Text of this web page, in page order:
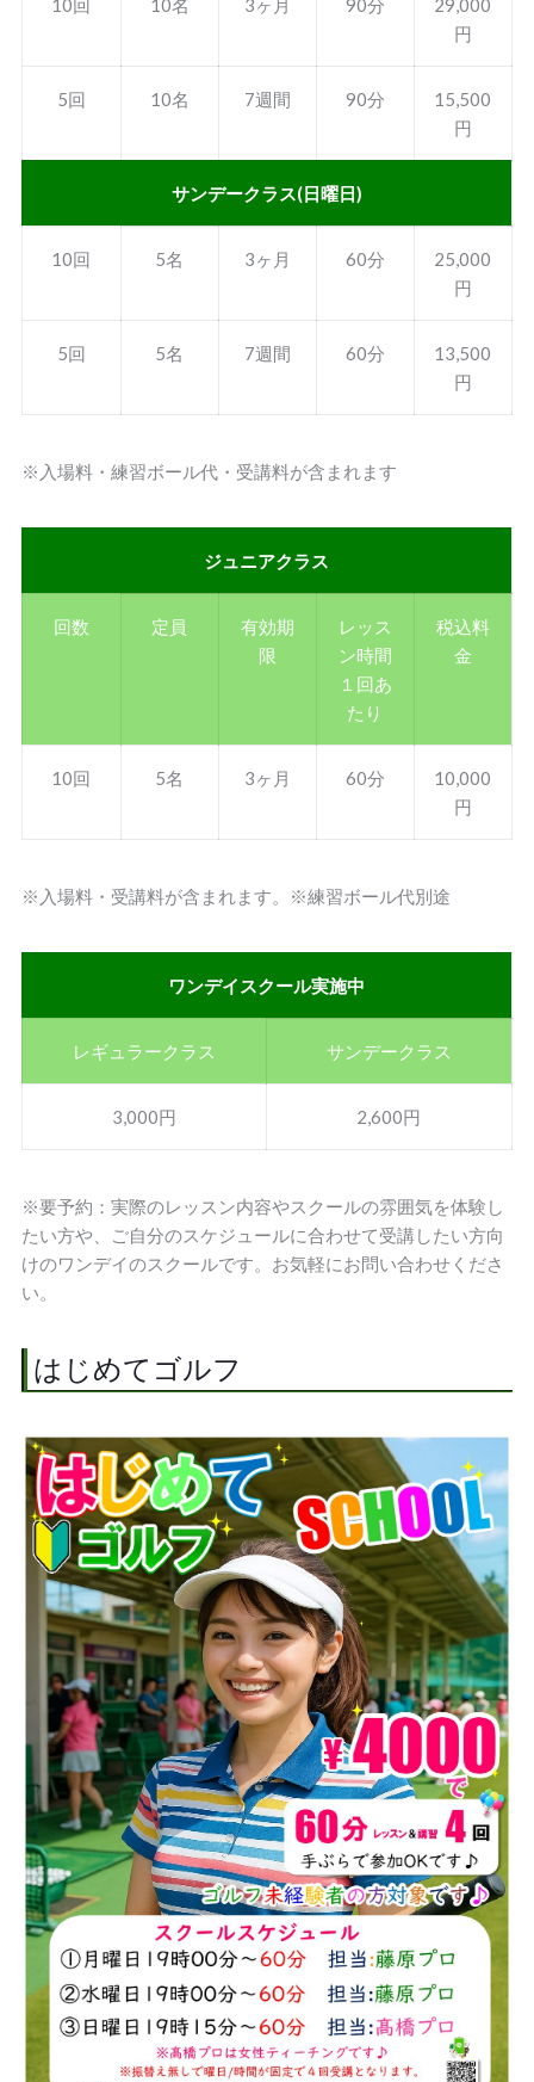
10回 10名 3ヶ月 90分
29,000
円
5回 10名 7週間 90分
15,500
円
サンデークラス(日曜日)
10回 5名 3ヶ月 60分
25,000
円
5回 5名 7週間 60分
13,500
円
※入場料・練習ボール代・受講料が含まれます
ジュニアクラス
回数 定員
有効期
限
レッス
ン時間
１回あ
たり
税込料
金
10回 5名 3ヶ月 60分
10,000
円
※入場料・受講料が含まれます。※練習ボール代別途
ワンデイスクール実施中
レギュラークラス サンデークラス
3,000円 2,600円
※要予約：実際のレッスン内容やスクールの雰囲気を体験し
たい方や、ご自分のスケジュールに合わせて受講したい方向
けのワンデイのスクールです。お気軽にお問い合わせくださ
い。
はじめてゴルフ